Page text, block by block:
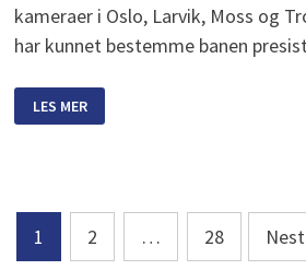
kameraer i Oslo, Larvik, Moss og
har kunnet bestemme banen
ILDKULE
OVER
LES MER
Sidepaginering
1 2 … 28